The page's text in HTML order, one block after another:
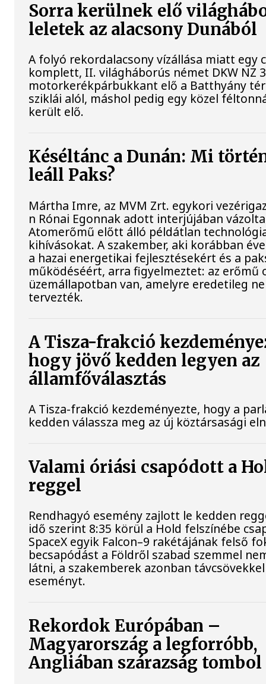
Sorra kerülnek elő
leletek az alacsony Dunából
A folyó rekordalacsony vízállása miatt egy
komplett, II. világháborús német DKW NZ
motorkerékpárbukkant elő a Batthyány
sziklái alól, máshol pedig egy közel
került elő.
Késéltánc a Dunán: Mi
leáll Paks?
Mártha Imre, az MVM Zrt. egykori
n Rónai Egonnak adott interjújában
Atomerőmű előtt álló példátlan
kihívásokat. A szakember, aki korábban
a hazai energetikai fejlesztésekért és a
működéséért, arra figyelmeztet: az erőmű
üzemállapotban van, amelyre eredetileg
tervezték.
A Tisza-frakció
hogy jövő kedden legyen az
államfőválasztás
A Tisza-frakció kezdeményezte, hogy a
kedden válassza meg az új köztársasági
Valami óriási csapódott a
reggel
Rendhagyó esemény zajlott le kedden
idő szerint 8:35 körül a Hold felszínébe
SpaceX egyik Falcon–9 rakétájának felső
becsapódást a Földről szabad szemmel
látni, a szakemberek azonban
eseményt.
Rekordok Európában –
Magyarország a legforróbb,
Angliában szárazság tombol